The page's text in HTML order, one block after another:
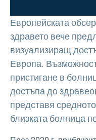
Европейската
здравето вече
визуализиращ
Европа.
пристигане в
достъпа до
представя
близката болница